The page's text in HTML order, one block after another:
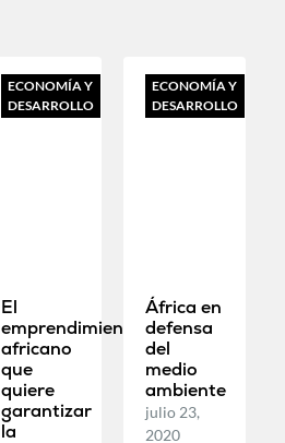
ECONOMÍA Y
DESARROLLO
El
emprendimiento
africano
que
quiere
garantizar
la
ECONOMÍA Y
DESARROLLO
África en
defensa
del
medio
ambiente
julio 23,
2020